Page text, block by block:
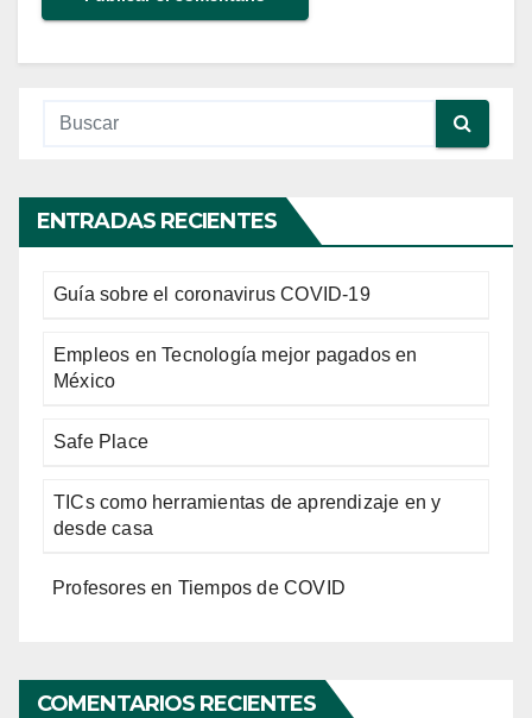
ENTRADAS RECIENTES
Guía sobre el coronavirus COVID-19
Empleos en Tecnología mejor pagados en
México
Safe Place
TICs como herramientas de aprendizaje en y
desde casa
Profesores en Tiempos de COVID
COMENTARIOS RECIENTES